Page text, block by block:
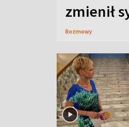
zmienił
Rozmowy